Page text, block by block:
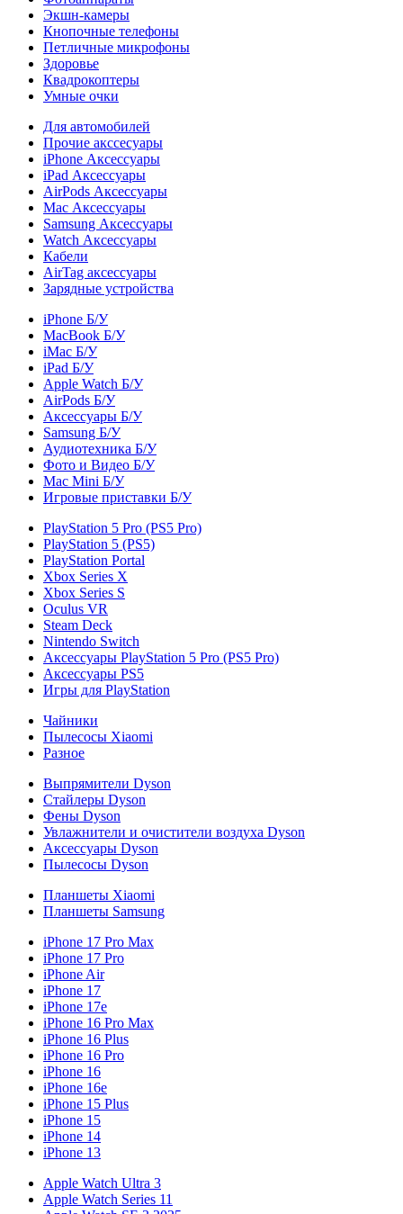
Экшн-камеры
Кнопочные телефоны
Петличные микрофоны
Здоровье
Квадрокоптеры
Умные очки
Для автомобилей
Прочие акссесуары
iPhone Аксессуары
iPad Аксессуары
AirPods Аксессуары
Mac Аксессуары
Samsung Аксессуары
Watch Аксессуары
Кабели
AirTag аксессуары
Зарядные устройства
iPhone Б/У
MacBook Б/У
iMac Б/У
iPad Б/У
Apple Watch Б/У
AirPods Б/У
Аксессуары Б/У
Samsung Б/У
Аудиотехника Б/У
Фото и Видео Б/У
Mac Mini Б/У
Игровые приставки Б/У
PlayStation 5 Pro (PS5 Pro)
PlayStation 5 (PS5)
PlayStation Portal
Xbox Series X
Xbox Series S
Oculus VR
Steam Deck
Nintendo Switch
Аксессуары PlayStation 5 Pro (PS5 Pro)
Аксессуары PS5
Игры для PlayStation
Чайники
Пылесосы Xiaomi
Разное
Выпрямители Dyson
Стайлеры Dyson
Фены Dyson
Увлажнители и очистители воздуха Dyson
Аксессуары Dyson
Пылесосы Dyson
Планшеты Xiaomi
Планшеты Samsung
iPhone 17 Pro Max
iPhone 17 Pro
iPhone Air
iPhone 17
iPhone 17e
iPhone 16 Pro Max
iPhone 16 Plus
iPhone 16 Pro
iPhone 16
iPhone 16e
iPhone 15 Plus
iPhone 15
iPhone 14
iPhone 13
Apple Watch Ultra 3
Apple Watch Series 11